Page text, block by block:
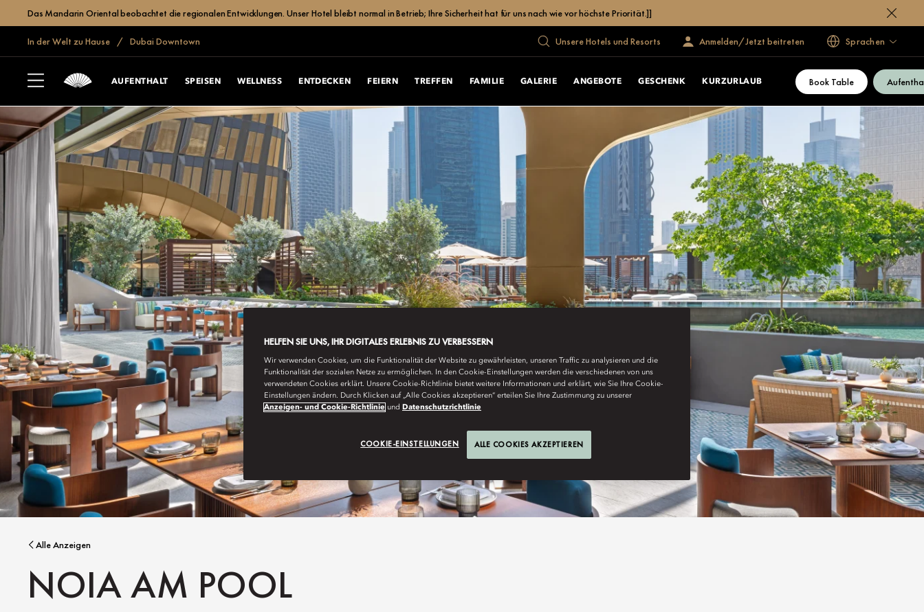
Das Mandarin Oriental beobachtet die regionalen Entwicklungen. Unser Hotel bleibt normal in Betrieb; Ihre Sicherheit hat für uns nach wie vor höchste Priorität.]]
In der Welt zu Hause Dubai Downtown Unsere Hotels und Resorts Anmelden/Jetzt beitreten Sprachen
AUFENTHALT SPEISEN WELLNESS ENTDECKEN FEIERN TREFFEN FAMILIE GALERIE ANGEBOTE GESCHENK KURZURLAUB Book Table
Alle Anzeigen
NOIA AM POOL
HELFEN SIE UNS, IHR DIGITALES ERLEBNIS ZU VERBESSERN
Wir verwenden Cookies, um die Funktionalität der Website zu gewährleisten, unseren Traffic zu analysieren und die
Funktionalität der sozialen Netze zu ermöglichen. In den Cookie-Einstellungen werden die verschiedenen von uns
verwendeten Cookies erklärt. Unsere Cookie-Richtlinie bietet weitere Informationen und erklärt, wie Sie Ihre Cookie-
Einstellungen ändern. Durch Klicken auf „Alle Cookies akzeptieren“ erteilen Sie Ihre Zustimmung zu unserer
Anzeigen- und Cookie-Richtlinie und Datenschutzrichtlinie
COOKIE-EINSTELLUNGEN ALLE COOKIES AKZEPTIEREN